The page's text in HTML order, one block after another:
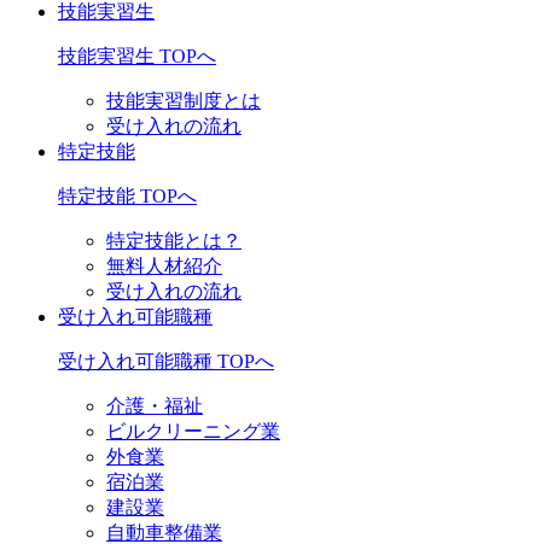
技能実習生
技能実習生 TOPへ
技能実習制度とは
受け入れの流れ
特定技能
特定技能 TOPへ
特定技能とは？
無料人材紹介
受け入れの流れ
受け入れ可能職種
受け入れ可能職種 TOPへ
介護・福祉
ビルクリーニング業
外食業
宿泊業
建設業
自動車整備業